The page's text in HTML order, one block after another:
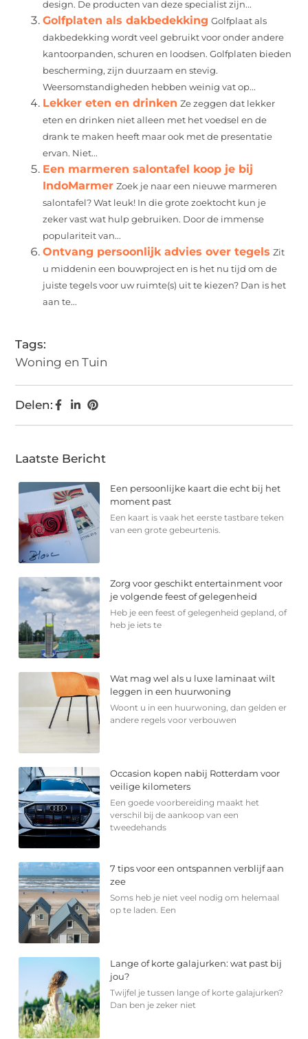
design. De producten van deze specialist zijn...
Golfplaten als dakbedekking Golfplaat als
dakbedekking wordt veel gebruikt voor onder andere
kantoorpanden, schuren en loodsen. Golfplaten bieden
bescherming, zijn duurzaam en stevig.
Weersomstandigheden hebben weinig vat op...
Lekker eten en drinken Ze zeggen dat lekker
eten en drinken niet alleen met het voedsel en de
drank te maken heeft maar ook met de presentatie
ervan. Niet...
Een marmeren salontafel koop je bij
IndoMarmer Zoek je naar een nieuwe marmeren
salontafel? Wat leuk! In die grote zoektocht kun je
zeker vast wat hulp gebruiken. Door de immense
populariteit van...
Ontvang persoonlijk advies over tegels Zit
u middenin een bouwproject en is het nu tijd om de
juiste tegels voor uw ruimte(s) uit te kiezen? Dan is het
aan te...
Tags:
Woning en Tuin
Delen:
Laatste Bericht
Een persoonlijke kaart die echt bij het
moment past
Een kaart is vaak het eerste tastbare teken
van een grote gebeurtenis.
Zorg voor geschikt entertainment voor
je volgende feest of gelegenheid
Heb je een feest of gelegenheid gepland, of
heb je iets te
Wat mag wel als u luxe laminaat wilt
leggen in een huurwoning
Woont u in een huurwoning, dan gelden er
andere regels voor verbouwen
Occasion kopen nabij Rotterdam voor
veilige kilometers
Een goede voorbereiding maakt het
verschil bij de aankoop van een
tweedehands
7 tips voor een ontspannen verblijf aan
zee
Soms heb je niet veel nodig om helemaal
op te laden. Een
Lange of korte galajurken: wat past bij
jou?
Twijfel je tussen lange of korte galajurken?
Dan ben je zeker niet